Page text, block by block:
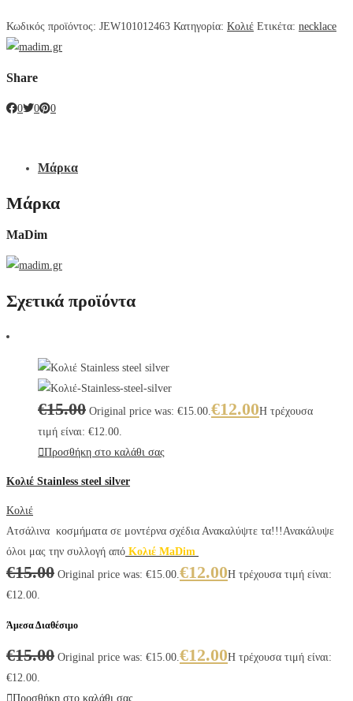
Κωδικός προϊόντος: JEW101012463 Κατηγορία: Κολιέ Ετικέτα: necklace
Share
0 0 0
Μάρκα
Μάρκα
MaDim
Σχετικά προϊόντα
€15.00 Original price was: €15.00.€12.00Η τρέχουσα
τιμή είναι: €12.00.
Προσθήκη στο καλάθι σας
Κολιέ Stainless steel silver
Κολιέ
Ατσάλινα κοσμήματα σε μοντέρνα σχέδια Ανακαλύψτε τα!!!Ανακάλυψε
όλοι μας την συλλογή από Κολιέ MaDim
€15.00 Original price was: €15.00.€12.00Η τρέχουσα τιμή είναι:
€12.00.
Άμεσα Διαθέσιμο
€15.00 Original price was: €15.00.€12.00Η τρέχουσα τιμή είναι:
€12.00.
Προσθήκη στο καλάθι σας